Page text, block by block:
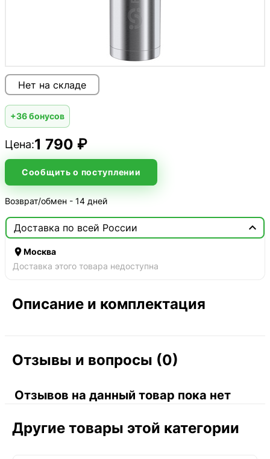
Нет на складе
+36 бонусов
Цена:1 790 ₽
Сообщить о поступлении
Возврат/обмен - 14 дней
Доставка по всей России 
Москва
Доставка этого товара недоступна
Описание и комплектация
Отзывы и вопросы (0)
Отзывов на данный товар пока нет
Другие товары этой категории